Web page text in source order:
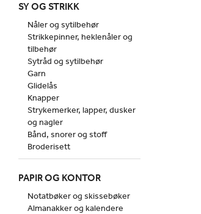
SY OG STRIKK
Nåler og sytilbehør
Strikkepinner, heklenåler og
tilbehør
Sytråd og sytilbehør
Garn
Glidelås
Knapper
Strykemerker, lapper, dusker
og nagler
Bånd, snorer og stoff
Broderisett
PAPIR OG KONTOR
Notatbøker og skissebøker
Almanakker og kalendere